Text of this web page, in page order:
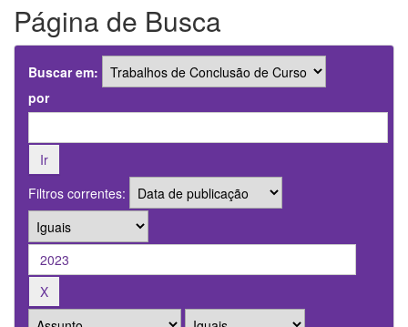
Página de Busca
Buscar em:
por
Filtros correntes: